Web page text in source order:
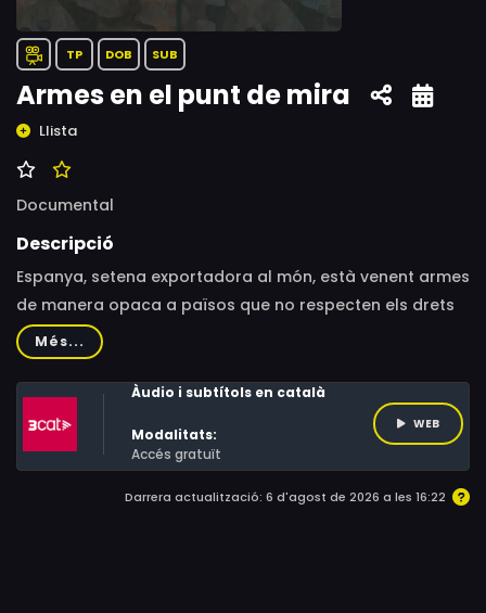
TP DOB SUB
Armes en el punt de mira
Llista
Documental
Descripció
Espanya, setena exportadora al món, està venent armes
de manera opaca a països que no respecten els drets
humans en contra de la legislació internacional. És el
cas de l'Aràbia Saudita, que bombardeja el Iemen des
de fa set anys.
Més...
Àudio i subtítols en català
Modalitats:
Accés gratuït
WEB
Darrera actualització: 6 d'agost de 2026 a les 16:22